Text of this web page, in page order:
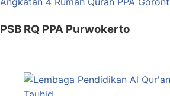
PSB RQ PPA Purwokerto